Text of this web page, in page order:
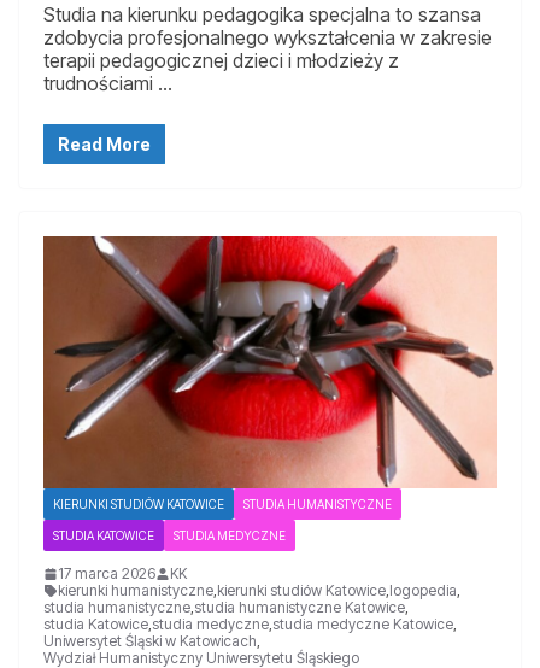
Studia na kierunku pedagogika specjalna to szansa
zdobycia profesjonalnego wykształcenia w zakresie
terapii pedagogicznej dzieci i młodzieży z
trudnościami …
Read More
KIERUNKI STUDIÓW KATOWICE STUDIA HUMANISTYCZNE
STUDIA KATOWICE STUDIA MEDYCZNE
17 marca 2026
KK
kierunki humanistyczne kierunki studiów Katowice logopedia
studia humanistyczne studia humanistyczne Katowice
studia Katowice studia medyczne studia medyczne Katowice
Uniwersytet Śląski w Katowicach
Wydział Humanistyczny Uniwersytetu Śląskiego